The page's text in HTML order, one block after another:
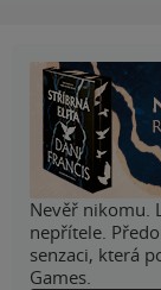
Nevěř nikomu.
nepřítele.
senzaci, která
Games.